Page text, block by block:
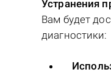
Устранения
Вам будет
диагностики: